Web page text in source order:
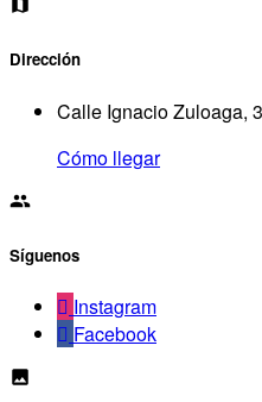
Dirección
Calle Ignacio Zuloaga,
Cómo llegar
Síguenos
Instagram
Facebook